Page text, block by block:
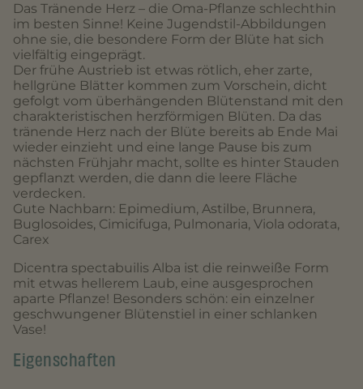
Das Tränende Herz – die Oma-Pflanze schlechthin
im besten Sinne! Keine Jugendstil-Abbildungen
ohne sie, die besondere Form der Blüte hat sich
vielfältig eingeprägt.
Der frühe Austrieb ist etwas rötlich, eher zarte,
hellgrüne Blätter kommen zum Vorschein, dicht
gefolgt vom überhängenden Blütenstand mit den
charakteristischen herzförmigen Blüten. Da das
tränende Herz nach der Blüte bereits ab Ende Mai
wieder einzieht und eine lange Pause bis zum
nächsten Frühjahr macht, sollte es hinter Stauden
gepflanzt werden, die dann die leere Fläche
verdecken.
Gute Nachbarn: Epimedium, Astilbe, Brunnera,
Buglosoides, Cimicifuga, Pulmonaria, Viola odorata,
Carex
Dicentra spectabuilis Alba ist die reinweiße Form
mit etwas hellerem Laub, eine ausgesprochen
aparte Pflanze! Besonders schön: ein einzelner
geschwungener Blütenstiel in einer schlanken
Vase!
Eigenschaften